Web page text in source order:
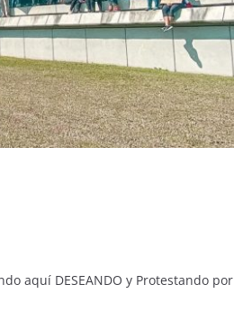
aquí DESEANDO y Protestando por